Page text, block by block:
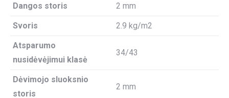
Dangos storis 2 mm
Svoris 2.9 kg/m2
Atsparumo
nusidėvėjimui klasė
34/43
Dėvimojo sluoksnio
storis
2 mm